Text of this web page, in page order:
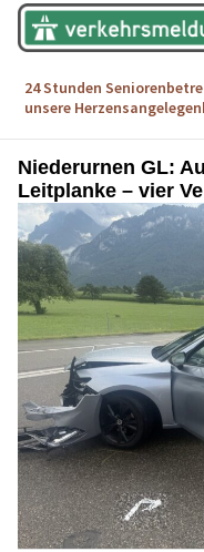
Niederurnen GL:
Leitplanke – vier